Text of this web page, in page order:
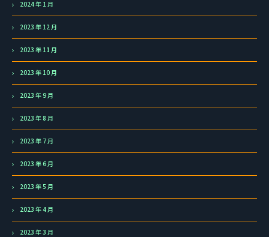
2024 年 1 月
2023 年 12 月
2023 年 11 月
2023 年 10 月
2023 年 9 月
2023 年 8 月
2023 年 7 月
2023 年 6 月
2023 年 5 月
2023 年 4 月
2023 年 3 月